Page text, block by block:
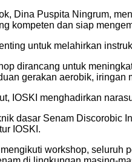
Dina Puspita Ningrum,
kompeten dan siap
untuk melahirkan
dirancang untuk
gerakan aerobik,
IOSKI menghadirkan
dasar Senam Discorobic
IOSKI.
workshop, seluruh